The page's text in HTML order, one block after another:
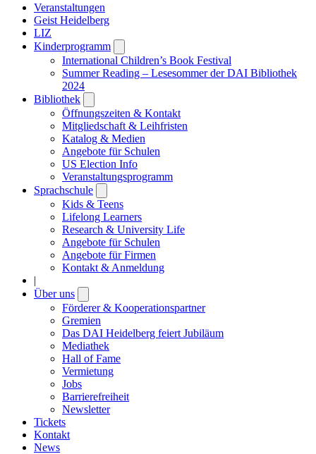
Veranstaltungen
Geist Heidelberg
LIZ
Kinderprogramm
submenu
International Children’s Book Festival
Summer Reading – Lesesommer der DAI Bibliothek
2024
Bibliothek
submenu
Öffnungszeiten & Kontakt
Mitgliedschaft & Leihfristen
Katalog & Medien
Angebote für Schulen
US Election Info
Veranstaltungsprogramm
Sprachschule
submenu
Kids & Teens
Lifelong Learners
Research & University Life
Angebote für Schulen
Angebote für Firmen
Kontakt & Anmeldung
|
Über uns
submenu
Förderer & Kooperationspartner
Gremien
Das DAI Heidelberg feiert Jubiläum
Mediathek
Hall of Fame
Vermietung
Jobs
Barrierefreiheit
Newsletter
Tickets
Kontakt
News